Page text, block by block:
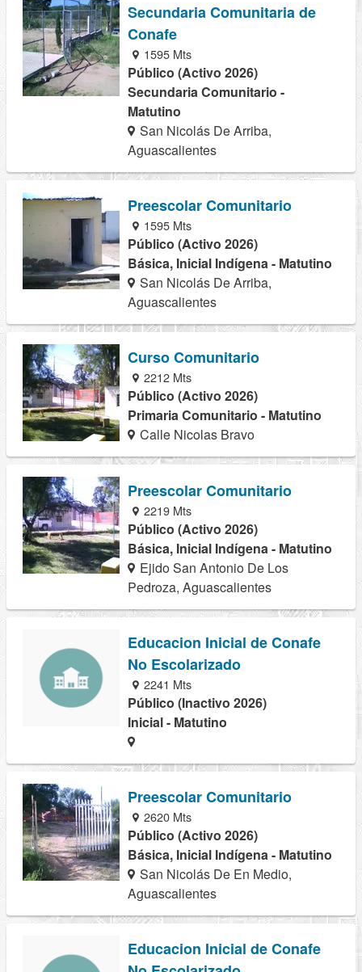
Secundaria Comunitaria de
Conafe
1595 Mts
Público (Activo 2026)
Secundaria Comunitario -
Matutino
San Nicolás De Arriba,
Aguascalientes
Preescolar Comunitario
1595 Mts
Público (Activo 2026)
Básica, Inicial Indígena - Matutino
San Nicolás De Arriba,
Aguascalientes
Curso Comunitario
2212 Mts
Público (Activo 2026)
Primaria Comunitario - Matutino
Calle Nicolas Bravo
Preescolar Comunitario
2219 Mts
Público (Activo 2026)
Básica, Inicial Indígena - Matutino
Ejido San Antonio De Los
Pedroza, Aguascalientes
Educacion Inicial de Conafe
No Escolarizado
2241 Mts
Público (Inactivo 2026)
Inicial - Matutino
Preescolar Comunitario
2620 Mts
Público (Activo 2026)
Básica, Inicial Indígena - Matutino
San Nicolás De En Medio,
Aguascalientes
Educacion Inicial de Conafe